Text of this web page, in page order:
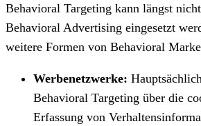
Behavioral Targeting kann längst
Behavioral Advertising eingesetzt
weitere Formen von Behavioral
Werbenetzwerke:
Behavioral Targeting über die
Erfassung von